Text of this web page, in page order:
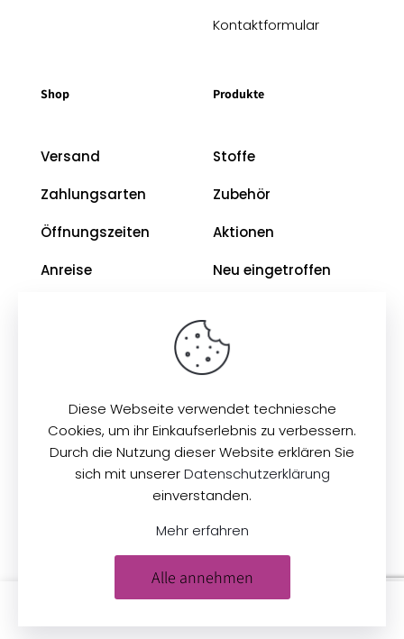
Kontaktformular
Shop
Versand
Zahlungsarten
Öffnungszeiten
Anreise
Datenschutz
Produkte
Stoffe
Zubehör
Aktionen
Neu eingetroffen
. Alle Rechte vorbehalten.
Diese Webseite verwendet techniesche
Cookies, um ihr Einkaufserlebnis zu verbessern.
Durch die Nutzung dieser Website erklären Sie
sich mit unsererDatenschutzerklärung
einverstanden.
Mehr erfahren
Alle annehmen